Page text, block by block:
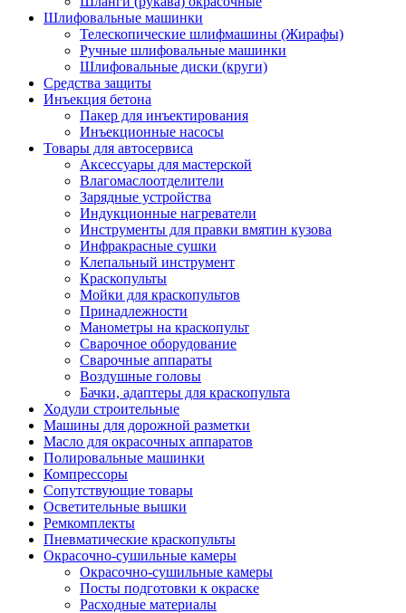
Шлифовальные машинки
Телескопические шлифмашины (Жирафы)
Ручные шлифовальные машинки
Шлифовальные диски (круги)
Средства защиты
Инъекция бетона
Пакер для инъектирования
Инъекционные насосы
Товары для автосервиса
Аксессуары для мастерской
Влагомаслоотделители
Зарядные устройства
Индукционные нагреватели
Инструменты для правки вмятин кузова
Инфракрасные сушки
Клепальный инструмент
Краскопульты
Мойки для краскопультов
Принадлежности
Манометры на краскопульт
Сварочное оборудование
Сварочные аппараты
Воздушные головы
Бачки, адаптеры для краскопульта
Ходули строительные
Машины для дорожной разметки
Масло для окрасочных аппаратов
Полировальные машинки
Компрессоры
Сопутствующие товары
Осветительные вышки
Ремкомплекты
Пневматические краскопульты
Окрасочно-сушильные камеры
Окрасочно-сушильные камеры
Посты подготовки к окраске
Расходные материалы